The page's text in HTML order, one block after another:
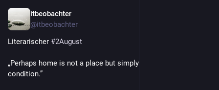
itbeobachter
@itbeobachter
Literarischer #2August
„Perhaps home is not a place but simply an irrevocable
condition.”